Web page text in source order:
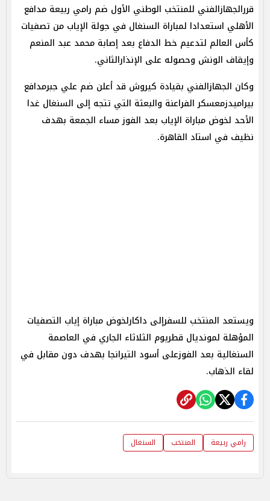
قررالجهازالفني للمنتخب الوطني الأول ضم رامي ربيعة مدافع
الأهلي استعدادا لمباراة السنغال في جولة الإياب من تصفيات
كأس العالم لتدعيم خط الدفاع بعد إصابة محمد عبد المنعم
وإيقاف الونش وحصوله على الإنذارالثاني.
وكان الجهازالفني بقيادة كيروش قد أعلن ضم علي جبرمدافع
بيراميدزمعسكر الفراعنة والبعثة التي تتجه إلى السنغال غدا
الأحد لخوض مباراة الإياب بعد الفوز مساء الجمعة بهدف
نظيف في استاد القاهرة.
ويستعد المنتخب للسفرإلى داكارلخوض مباراة إياب التصفيات
المؤهلة لمونديال قطريوم الثلاثاء الجاري في العاصمة
السنغالية بعد الفوزعلى أسود التيرانجا بهدف دون مقابل في
لقاء الذهاب.
رامي ربيعة المنتخب السنغال